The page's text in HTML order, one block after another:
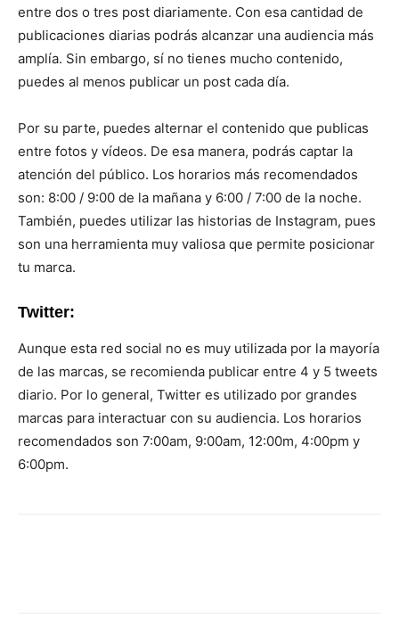
entre dos o tres post diariamente. Con esa cantidad de
publicaciones diarias podrás alcanzar una audiencia más
amplía. Sin embargo, sí no tienes mucho contenido,
puedes al menos publicar un post cada día.
Por su parte, puedes alternar el contenido que publicas
entre fotos y vídeos. De esa manera, podrás captar la
atención del público. Los horarios más recomendados
son: 8:00 / 9:00 de la mañana y 6:00 / 7:00 de la noche.
También, puedes utilizar las historias de Instagram, pues
son una herramienta muy valiosa que permite posicionar
tu marca.
Twitter:
Aunque esta red social no es muy utilizada por la mayoría
de las marcas, se recomienda publicar entre 4 y 5 tweets
diario. Por lo general, Twitter es utilizado por grandes
marcas para interactuar con su audiencia. Los horarios
recomendados son 7:00am, 9:00am, 12:00m, 4:00pm y
6:00pm.